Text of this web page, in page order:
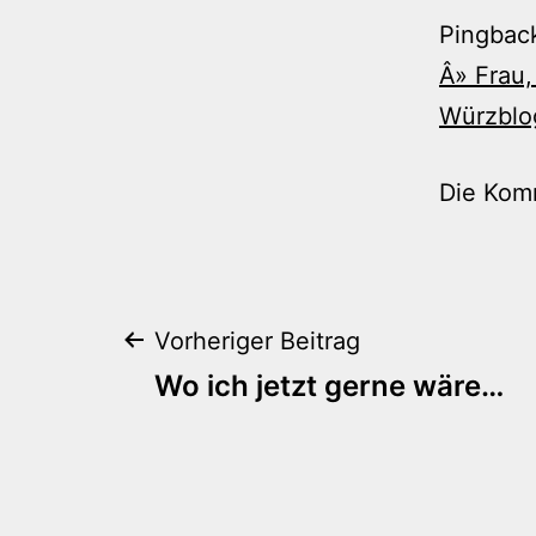
Â»
Die
Vorheriger Beitrag
Wo ich jetzt gerne wäre…